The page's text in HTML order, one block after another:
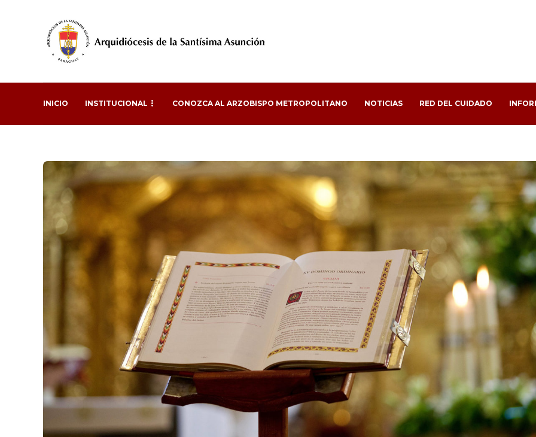
INICIO INSTITUCIONAL CONOZCA AL ARZOBISPO METROPOLITANO NOTICIAS RED DEL CUIDADO